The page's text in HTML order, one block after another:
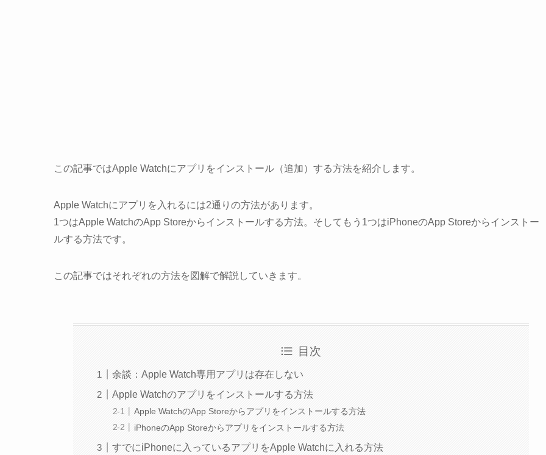
この記事ではApple Watchにアプリをインストール（追加）する方法を紹介します。
Apple Watchにアプリを入れるには2通りの方法があります。
1つはApple WatchのApp Storeからインストールする方法。そしてもう1つはiPhoneのApp Storeからインストー
ルする方法です。
この記事ではそれぞれの方法を図解で解説していきます。
目次
余談：Apple Watch専用アプリは存在しない
Apple Watchのアプリをインストールする方法
Apple WatchのApp Storeからアプリをインストールする方法
iPhoneのApp Storeからアプリをインストールする方法
すでにiPhoneに入っているアプリをApple Watchに入れる方法